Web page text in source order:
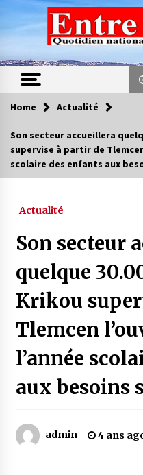
content
Contes de chez
Oum el
4 ans
Home Actualité
Son secteur accueillera
supervise à partir de
scolaire des enfants aux
Actualité
Son secteur
quelque
Krikou
Tlemcen
l’année
aux besoins
admin 4 ans